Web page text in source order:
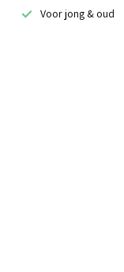
Voor jong & oud